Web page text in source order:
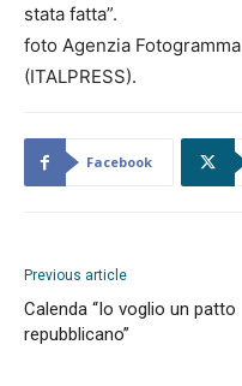
stata fatta”.
foto Agenzia Fotogramma
(ITALPRESS).
Facebook
Previous article
Calenda “Io voglio un patto
repubblicano”